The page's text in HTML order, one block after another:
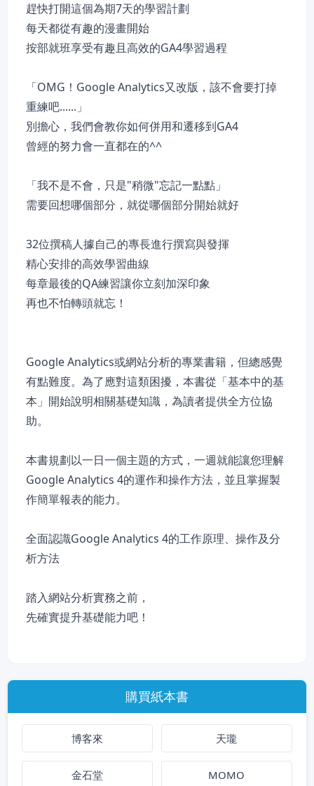
趕快打開這個為期7天的學習計劃
每天都從有趣的漫畫開始
按部就班享受有趣且高效的GA4學習過程
「OMG！Google Analytics又改版，該不會要打掉
重練吧......」
別擔心，我們會教你如何併用和遷移到GA4
曾經的努力會一直都在的^^
「我不是不會，只是"稍微"忘記一點點」
需要回想哪個部分，就從哪個部分開始就好
32位撰稿人據自己的專長進行撰寫與發揮
精心安排的高效學習曲線
每章最後的QA練習讓你立刻加深印象
再也不怕轉頭就忘！
Google Analytics或網站分析的專業書籍，但總感覺
有點難度。為了應對這類困擾，本書從「基本中的基
本」開始說明相關基礎知識，為讀者提供全方位協
助。
本書規劃以一日一個主題的方式，一週就能讓您理解
Google Analytics 4的運作和操作方法，並且掌握製
作簡單報表的能力。
全面認識Google Analytics 4的工作原理、操作及分
析方法
踏入網站分析實務之前，
先確實提升基礎能力吧！
購買紙本書
博客來 天瓏
金石堂 MOMO